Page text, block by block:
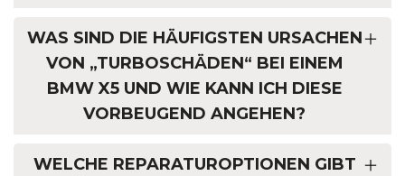
WAS SIND DIE HÄUFIGSTEN URSACHEN
VON „TURBOSCHÄDEN“ BEI EINEM
BMW X5 UND WIE KANN ICH DIESE
VORBEUGEND ANGEHEN?
WELCHE REPARATUROPTIONEN GIBT